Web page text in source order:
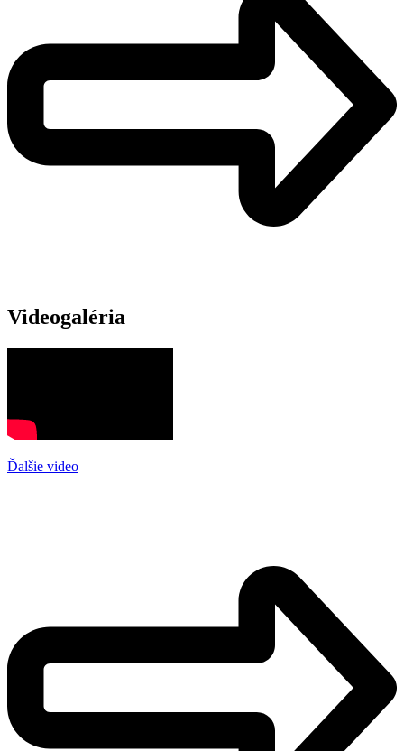
Videogaléria
Ďalšie video